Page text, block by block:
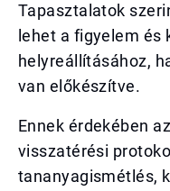
Tapasztalatok
lehet a figyelem és
helyreállításához,
van előkészítve.
Ennek érdekében
visszatérési
tananyagismétlés,